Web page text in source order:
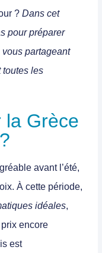
? Dans cet
pour préparer
partageant
les
la Grèce
avant l’été,
. À cette période,
idéales,
encore
est